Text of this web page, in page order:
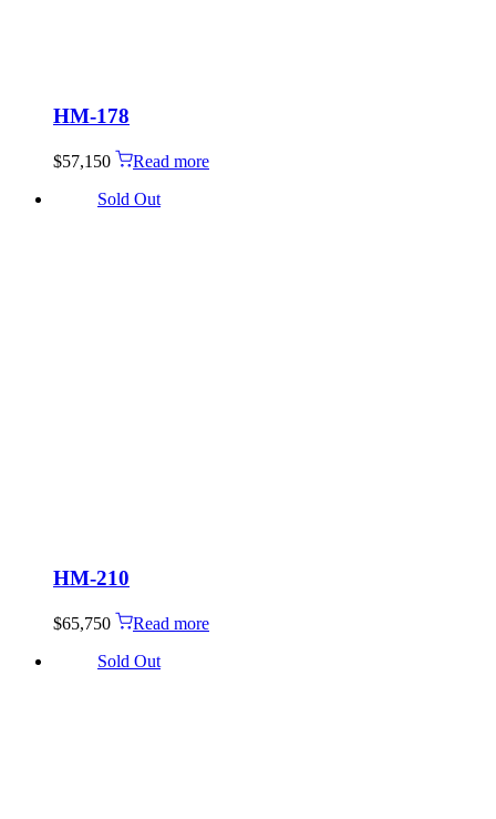
HM-178
$57,150
Read more
Sold Out
HM-210
$65,750
Read more
Sold Out